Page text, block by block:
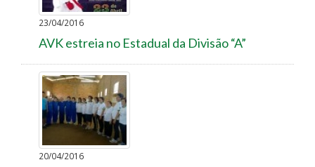
23/04/2016
AVK estreia no Estadual da Divisão “A”
20/04/2016